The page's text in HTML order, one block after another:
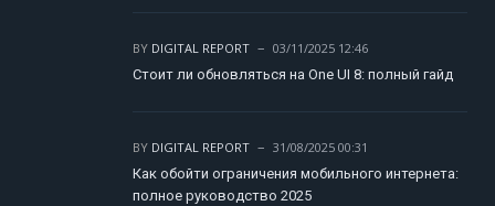
BY DIGITAL REPORT
03/11/2025 12:46
Стоит ли обновляться на One UI 8: полный гайд
BY DIGITAL REPORT
31/08/2025 00:31
Как обойти ограничения мобильного интернета:
полное руководство 2025